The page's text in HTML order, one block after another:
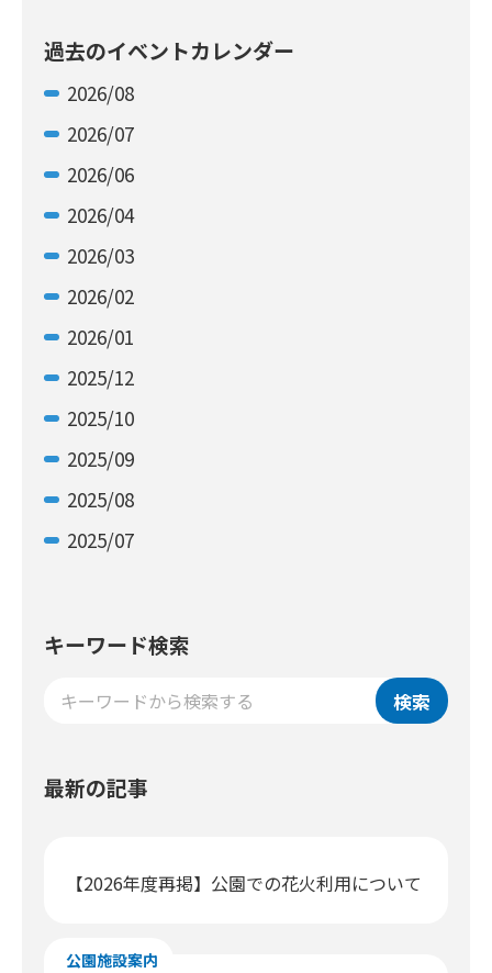
過去のイベントカレンダー
2026/08
2026/07
2026/06
2026/04
2026/03
2026/02
2026/01
2025/12
2025/10
2025/09
2025/08
2025/07
キーワード検索
検索
最新の記事
【2026年度再掲】公園での花火利用について
公園施設案内